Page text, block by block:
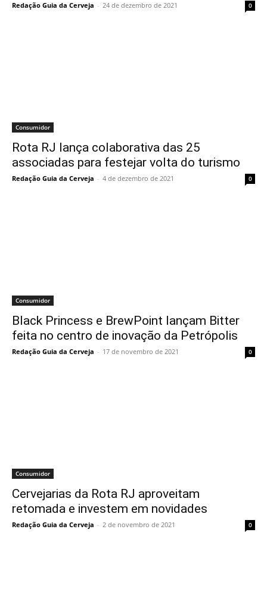
Redação Guia da Cerveja - 24 de dezembro de 2021 0
Consumidor
Rota RJ lança colaborativa das 25
associadas para festejar volta do turismo
Redação Guia da Cerveja - 4 de dezembro de 2021 0
Consumidor
Black Princess e BrewPoint lançam Bitter
feita no centro de inovação da Petrópolis
Redação Guia da Cerveja - 17 de novembro de 2021 0
Consumidor
Cervejarias da Rota RJ aproveitam
retomada e investem em novidades
Redação Guia da Cerveja - 2 de novembro de 2021 0